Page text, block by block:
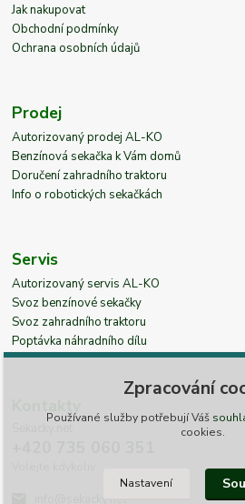
Jak nakupovat
Obchodní podmínky
Ochrana osobních údajů
Prodej
Autorizovaný prodej AL-KO
Benzínová sekačka k Vám domů
Doručení zahradního traktoru
Info o robotických sekačkách
Servis
Autorizovaný servis AL-KO
Svoz benzínové sekačky
Svoz zahradního traktoru
Poptávka náhradního dílu
info@sekacky.net
Zpracování
Používané služby potřebují Váš
cookies.
Nastavení